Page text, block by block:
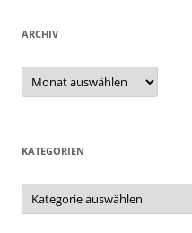
ARCHIV
Archiv
KATEGORIEN
Kategorien